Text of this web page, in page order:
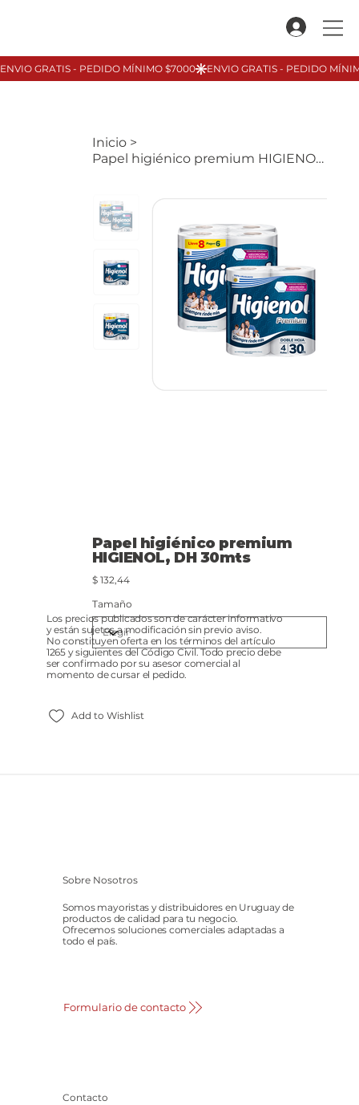
Inicio >
Papel higiénico premium HIGIENOL, DH 30mts
Papel higiénico premium
HIGIENOL, DH 30mts
Precio
$ 132,44
Tamaño
Add to Wishlist
Los precios publicados son de carácter informativo
y están sujetos a modificación sin previo aviso.
No constituyen oferta en los términos del artículo
1265 y siguientes del Código Civil. Todo precio debe
ser confirmado por su asesor comercial al
momento de cursar el pedido.
Sobre Nosotros
Somos mayoristas y distribuidores en Uruguay de
productos de calidad para tu negocio.
Ofrecemos soluciones comerciales adaptadas a
todo el país.
Formulario de contacto
Contacto